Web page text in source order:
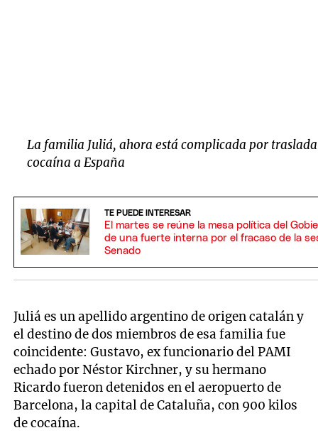
La familia Juliá, ahora está complicada por
cocaína a España
TE PUEDE INTERESAR
El martes se reúne la mesa política del
de una fuerte interna por el fracaso de la
Senado
Juliá es un apellido argentino de origen catalán y
el destino de dos miembros de esa familia fue
coincidente: Gustavo, ex funcionario del PAMI
echado por Néstor Kirchner, y su hermano
Ricardo fueron detenidos en el aeropuerto de
Barcelona, la capital de Cataluña, con 900 kilos
de cocaína.